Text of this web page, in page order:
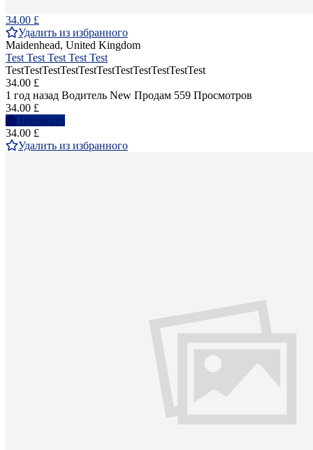
34.00 £
Удалить из избранного
Maidenhead, United Kingdom
Test Test Test Test Test
TestTestTestTestTestTestTestTestTestTestTest
34.00 £
1 год назад Водитель New Продам 559 Просмотров
34.00 £
Написать
34.00 £
Удалить из избранного